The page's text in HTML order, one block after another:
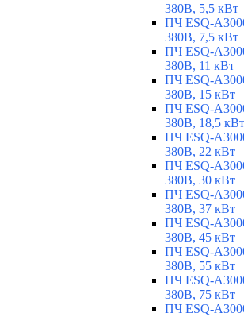
380В, 5,5 кВт
ПЧ ESQ-
380В, 7,5 кВт
ПЧ ESQ-
380В, 11 кВт
ПЧ ESQ-
380В, 15 кВт
ПЧ ESQ-
380В, 18,5 кВт
ПЧ ESQ-
380В, 22 кВт
ПЧ ESQ-
380В, 30 кВт
ПЧ ESQ-
380В, 37 кВт
ПЧ ESQ-
380В, 45 кВт
ПЧ ESQ-
380В, 55 кВт
ПЧ ESQ-
380В, 75 кВт
ПЧ ESQ-